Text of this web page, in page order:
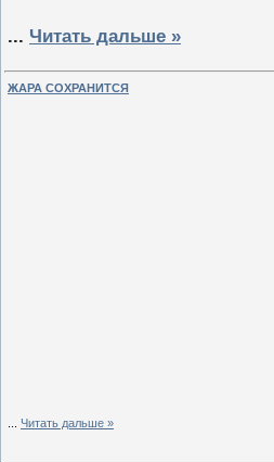
... Читать дальше »
ЖАРА СОХРАНИТСЯ
Читать дальше »